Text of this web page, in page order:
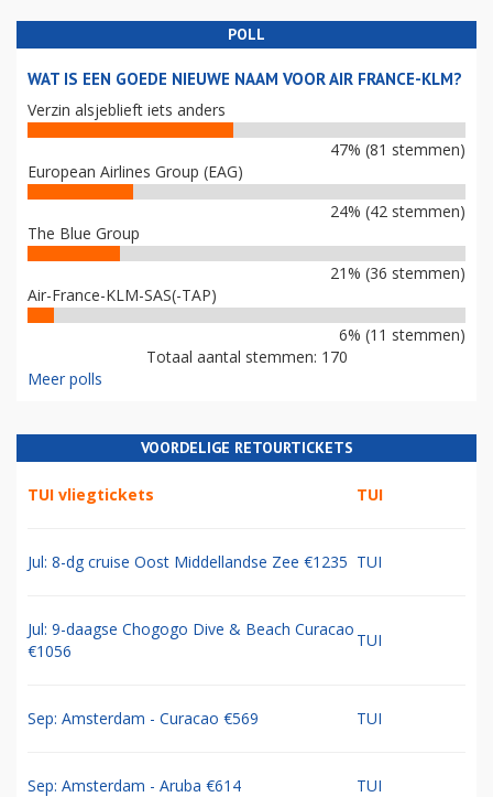
POLL
WAT IS EEN GOEDE NIEUWE NAAM VOOR AIR FRANCE-KLM?
Verzin alsjeblieft iets anders
47% (81 stemmen)
European Airlines Group (EAG)
24% (42 stemmen)
The Blue Group
21% (36 stemmen)
Air-France-KLM-SAS(-TAP)
6% (11 stemmen)
Totaal aantal stemmen: 170
Meer polls
VOORDELIGE RETOURTICKETS
TUI vliegtickets TUI
Jul: 8-dg cruise Oost Middellandse Zee €1235 TUI
Jul: 9-daagse Chogogo Dive & Beach Curacao
€1056
TUI
Sep: Amsterdam - Curacao €569 TUI
Sep: Amsterdam - Aruba €614 TUI